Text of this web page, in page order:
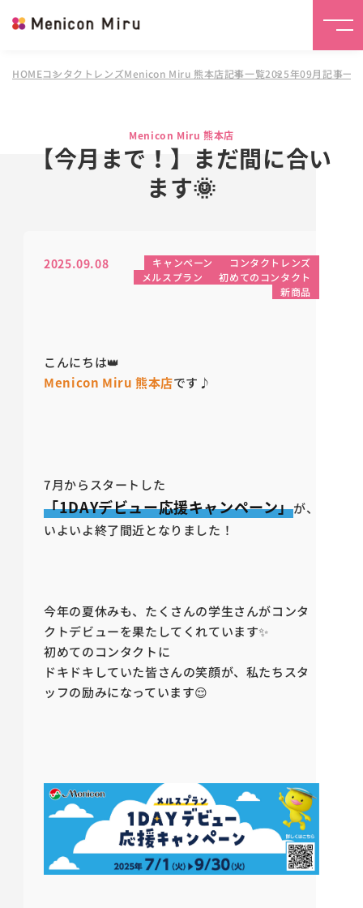
HOMEコンタクトレンズMenicon Miru 熊本店記事一覧2025年09月記事一覧
Menicon Miru 熊本店
【今月まで！】まだ間に合い
ます🌞
2025.09.08 キャンペーン
コンタクトレンズ
メルスプラン
初めてのコンタクト
新商品
こんにちは👑
Menicon Miru 熊本店です♪
7月からスタートした
「1DAYデビュー応援キャンペーン」が、
いよいよ終了間近となりました！
今年の夏休みも、たくさんの学生さんがコンタ
クトデビューを果たしてくれています✨
初めてのコンタクトに
ドキドキしていた皆さんの笑顔が、私たちスタ
ッフの励みになっています😌